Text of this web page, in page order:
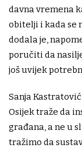
davna vremena
obitelji i kada se
dodala je,
poručiti da
još uvijek
Sanja
Osijek traže da
građana, a ne u
tražimo da